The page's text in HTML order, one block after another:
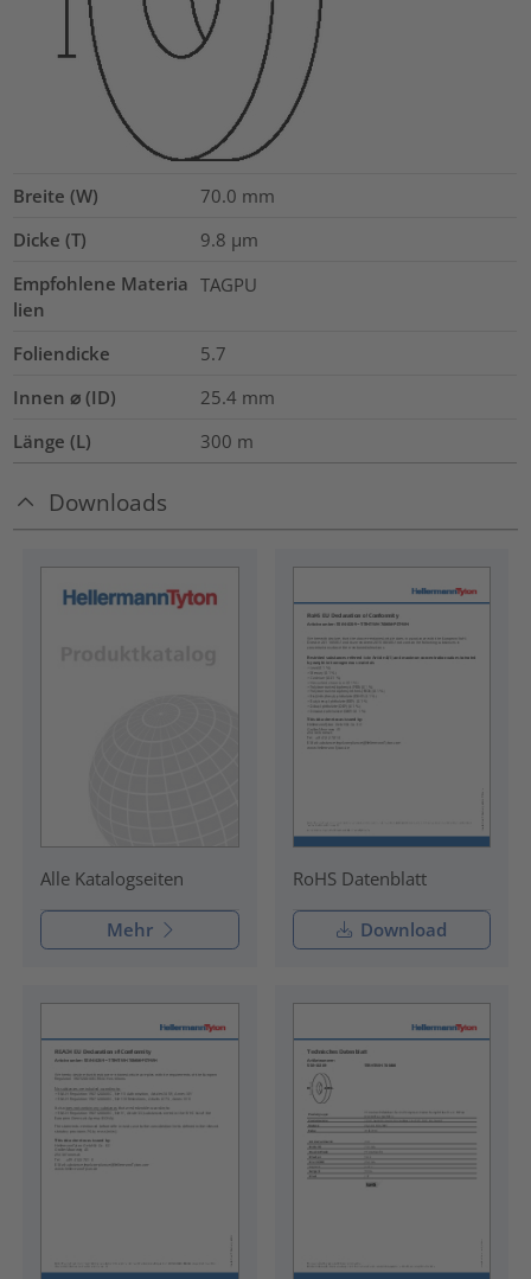
Breite (W) 70.0 mm
Dicke (T)
9.8 µm
Empfohlene Materia
lien
TAGPU
Foliendicke
5.7
Innen ⌀ (ID)
25.4 mm
Länge (L)
300 m
Downloads
Alle Katalogseiten
Mehr
RoHS Datenblatt
Download